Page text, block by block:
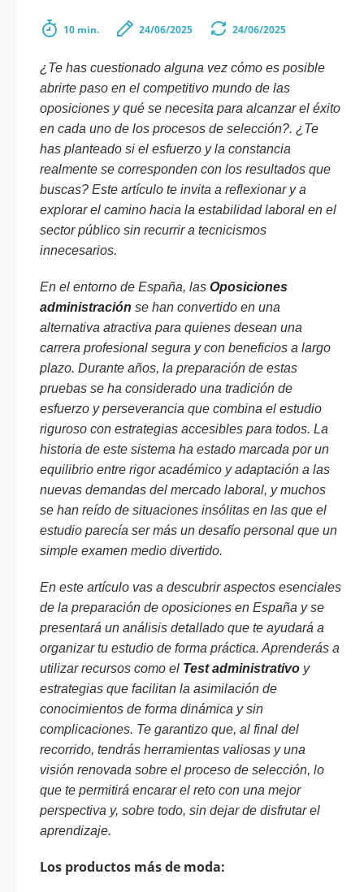
10 min. 24/06/2025 24/06/2025
¿Te has cuestionado alguna vez cómo es posible
abrirte paso en el competitivo mundo de las
oposiciones y qué se necesita para alcanzar el éxito
en cada uno de los procesos de selección?. ¿Te
has planteado si el esfuerzo y la constancia
realmente se corresponden con los resultados que
buscas? Este artículo te invita a reflexionar y a
explorar el camino hacia la estabilidad laboral en el
sector público sin recurrir a tecnicismos
innecesarios.
En el entorno de España, las Oposiciones
administración se han convertido en una
alternativa atractiva para quienes desean una
carrera profesional segura y con beneficios a largo
plazo. Durante años, la preparación de estas
pruebas se ha considerado una tradición de
esfuerzo y perseverancia que combina el estudio
riguroso con estrategias accesibles para todos. La
historia de este sistema ha estado marcada por un
equilibrio entre rigor académico y adaptación a las
nuevas demandas del mercado laboral, y muchos
se han reído de situaciones insólitas en las que el
estudio parecía ser más un desafío personal que un
simple examen medio divertido.
En este artículo vas a descubrir aspectos esenciales
de la preparación de oposiciones en España y se
presentará un análisis detallado que te ayudará a
organizar tu estudio de forma práctica. Aprenderás a
utilizar recursos como el Test administrativo y
estrategias que facilitan la asimilación de
conocimientos de forma dinámica y sin
complicaciones. Te garantizo que, al final del
recorrido, tendrás herramientas valiosas y una
visión renovada sobre el proceso de selección, lo
que te permitirá encarar el reto con una mejor
perspectiva y, sobre todo, sin dejar de disfrutar el
aprendizaje.
Los productos más de moda: